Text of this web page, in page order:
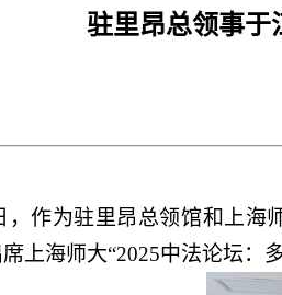
驻里昂总领事于
，作为驻里昂总领馆和上
上海师大“2025中法论坛：